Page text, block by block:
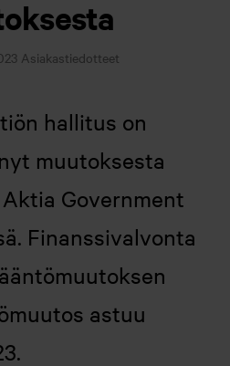
Asiakastiedotteet
hallitus on
muutoksesta
Government
Finanssivalvonta
astuu